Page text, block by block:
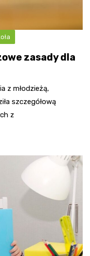
zasady dla
z młodzieżą,
szczegółową
z